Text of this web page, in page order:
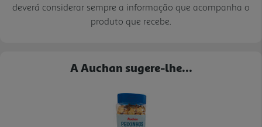
deverá considerar sempre a informação que acompanha o
produto que recebe.
A Auchan sugere-lhe...